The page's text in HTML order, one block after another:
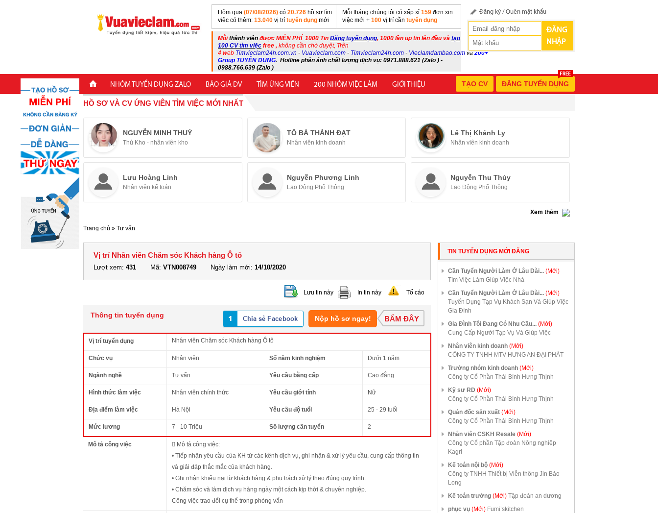
Hôm qua (07/08/2026) có 20.726 hồ sơ tìm
việc có thêm: 13.040 vị trí tuyển dụng mới
Mỗi tháng chúng tôi có xấp xỉ 159 đơn xin
việc mới + 100 vị trí cần tuyển dụng
Mỗithành viên được MIỄN PHÍ 1000 Tin Đăng tuyển dụng, 1000 lần up tin lên đầu và tạo
100 CV tìm việc free , không cần chờ duyệt, Trên
4 web Timvieclam24h.com.vn - Vuavieclam.com - Timvieclam24h.com - Vieclamdambao.com và 200+
Group TUYỂN DỤNG. Hotline phản ánh chất lượng dịch vụ: 0971.888.621 (Zalo ) -
0988.766.639 (Zalo )
Đăng ký /Quên mật khẩu
ĐĂNG
NHẬP
NHÓM TUYỂN DỤNG ZALO BÁO GIÁ DV TÌM ỨNG VIÊN 200 NHÓM VIỆC LÀM GIỚI THIỆU ĐĂNG TUYỂN DỤNG
TẠO CV
HỒ SƠ VÀ CV ỨNG VIÊN TÌM VIỆC MỚI NHẤT
NGUYỄN MINH THUÝ
Thủ Kho - nhân viên kho
TÔ BÁ THÀNH ĐẠT
Nhân viên kinh doanh
Lê Thị Khánh Ly
Nhân viên kinh doanh
Lưu Hoàng Linh
Nhân viên kế toán
Nguyễn Phương Linh
Lao Động Phổ Thông
Nguyễn Thu Thủy
Lao Động Phổ Thông
Xem thêm
Trang chủ » Tư vấn
Vị trí Nhân viên Chăm sóc Khách hàng Ô tô
Lượt xem: 431 Mã: VTN008749 Ngày làm mới: 14/10/2020
Lưu tin này In tin này Tố cáo
Thông tin tuyển dụng Nộp hồ sơ ngay! BẤM ĐÂY
Vị trí tuyển dụng Nhân viên Chăm sóc Khách hàng Ô tô
Chức vụ Nhân viên Số năm kinh nghiệm Dưới 1 năm
Ngành nghề Tư vấn Yêu cầu bằng cấp Cao đẳng
Hình thức làm việc Nhân viên chính thức Yêu cầu giới tính Nữ
Địa điểm làm việc Hà Nội Yêu cầu độ tuổi 25 - 29 tuổi
Mức lương 7 - 10 Triệu Số lượng cần tuyển 2
Mô tả công việc
 Mô tả công việc:
• Tiếp nhận yêu cầu của KH từ các kênh dịch vụ, ghi nhận & xử lý yêu cầu, cung cấp thông tin
và giải đáp thắc mắc của khách hàng.
• Ghi nhận khiếu nại từ khách hàng & phụ trách xử lý theo đúng quy trình.
• Chăm sóc và làm dịch vụ hàng ngày một cách kịp thời & chuyên nghiệp.
Công việc trao đổi cụ thể trong phỏng vấn
TIN TUYỂN DỤNG MỚI ĐĂNG
Cần Tuyển Người Làm Ở Lâu Dài... (Mới)
Tìm Việc Làm Giúp Việc Nhà
Cần Tuyển Người Làm Ở Lâu Dài... (Mới)
Tuyển Dụng Tạp Vụ Khách Sạn Và Giúp Việc
Gia Đình
Gia Đình Tôi Đang Có Nhu Cầu... (Mới)
Cung Cấp Người Tạp Vụ Và Giúp Việc
Nhân viên kinh doanh (Mới)
CÔNG TY TNHH MTV HƯNG AN ĐẠI PHÁT
Trưởng nhóm kinh doanh (Mới)
Công ty Cổ Phần Thái Bình Hưng Thịnh
Kỹ sư RD (Mới)
Công ty Cổ Phần Thái Bình Hưng Thịnh
Quản đốc sản xuất (Mới)
Công ty Cổ Phần Thái Bình Hưng Thịnh
Nhân viên CSKH Resale (Mới)
Công ty Cổ phần Tập đoàn Nông nghiệp
Kagri
Kế toán nội bộ (Mới)
Công ty TNHH Thiết bị Viễn thông Jin Bảo
Long
Kế toán trưởng (Mới) Tập đoàn an dương
phục vụ (Mới) Fumi’skitchen